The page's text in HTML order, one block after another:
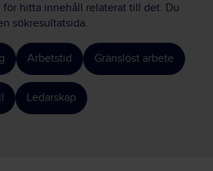
för hitta innehåll relaterat till det. Du
sökresultatsida.
Arbetstid Gränslöst arbete
Ledarskap